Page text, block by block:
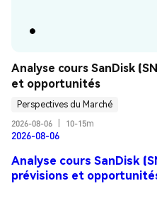
Analyse cours SanDisk
et opportunités
Perspectives du Marché
2026-08-06
10-15m
2026-08-06
Analyse cours SanDisk
prévisions et